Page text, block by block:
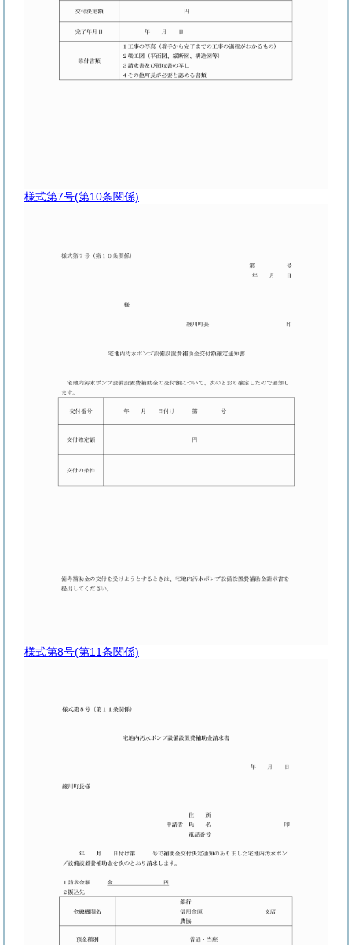
様式第7号(第10条関係)
様式第8号(第11条関係)